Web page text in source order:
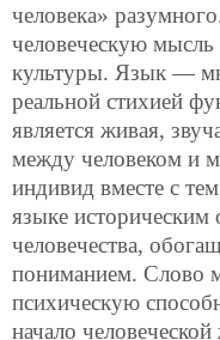
человека»
человеческую мысль
культуры. Язык —
реальной стихией
является живая,
между человеком и
индивид вместе с
языке историческим
человечества,
пониманием. Слово
психическую
начало